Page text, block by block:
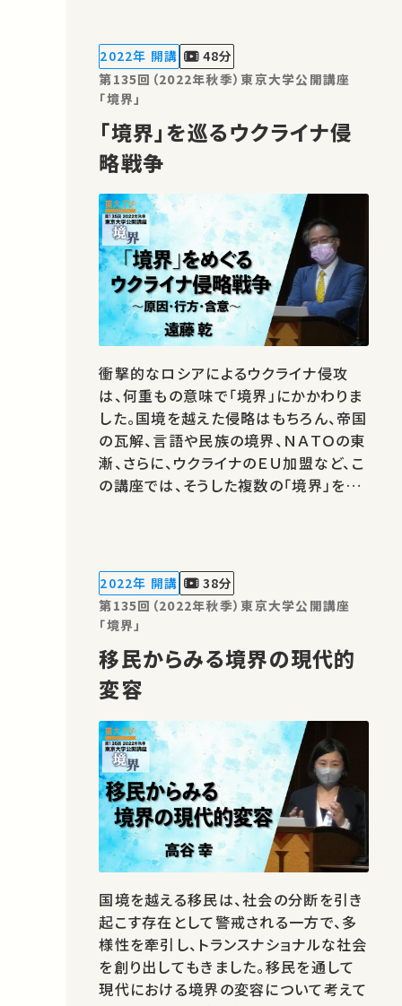
2022年 開講
48分
第135回（2022年秋季）東京大学公開講座
「境界」
「境界」を巡るウクライナ侵
略戦争
衝撃的なロシアによるウクライナ侵攻
は、何重もの意味で「境界」にかかわりま
した。国境を越えた侵略はもちろん、帝国
の瓦解、言語や民族の境界、ＮＡＴＯの東
漸、さらに、ウクライナのＥＵ加盟など、こ
の講座では、そうした複数の「境界」を取
気に入りの講義・講演があればSNSなど
でシェアをお願いします。
2022年 開講
38分
第135回（2022年秋季）東京大学公開講座
「境界」
移民からみる境界の現代的
変容
国境を越える移民は、社会の分断を引き
起こす存在として警戒される一方で、多
様性を牽引し、トランスナショナルな社会
を創り出してもきました。移民を通して
現代における境界の変容について考えて